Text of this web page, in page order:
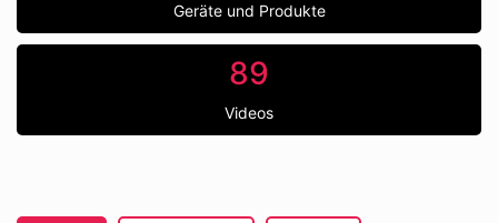
Geräte und Produkte
89
Videos